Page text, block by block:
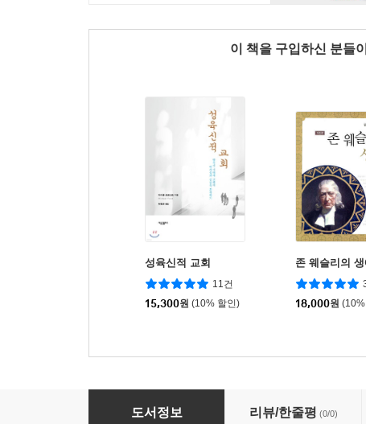
이 책을 구입하신 분들이
성육신적 교회
11건
15,300원 (10% 할인)
존 웨슬리의 생
18,000원
반혁명 국가학
도서정보 리뷰/한줄평 (0/0)